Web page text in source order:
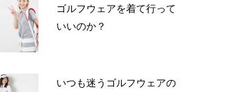
ゴルフウェアを着て行って
いいのか？
いつも迷うゴルフウェアの